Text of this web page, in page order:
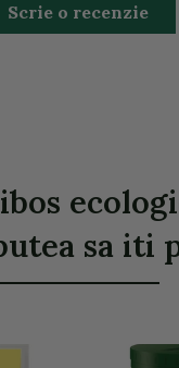
Scrie o recenzie
sa iti